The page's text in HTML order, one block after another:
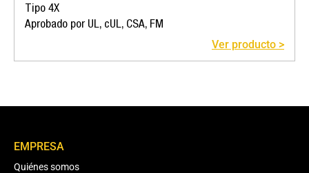
Tipo 4X
Aprobado por UL, cUL, CSA, FM
Ver producto >
EMPRESA
Quiénes somos